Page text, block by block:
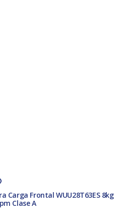
Carga Frontal WUU28T63ES 8kg
Clase A